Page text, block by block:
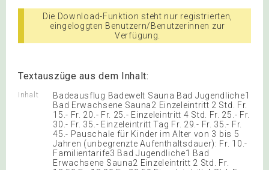
Die Download-Funktion steht nur registrierten,
eingeloggten Benutzern/Benutzerinnen zur
Verfügung.
Textauszüge aus dem Inhalt:
Inhalt
Badeausflug Badewelt Sauna Bad Jugendliche1
Bad Erwachsene Sauna2 Einzeleintritt 2 Std. Fr.
15.- Fr. 20.- Fr. 25.- Einzeleintritt 4 Std. Fr. 25.- Fr.
30.- Fr. 35.- Einzeleintritt Tag Fr. 29.- Fr. 35.- Fr.
45.- Pauschale für Kinder im Alter von 3 bis 5
Jahren (unbegrenzte Aufenthaltsdauer): Fr. 10.-
Familientarife3 Bad Jugendliche1 Bad
Erwachsene Sauna2 Einzeleintritt 2 Std. Fr.